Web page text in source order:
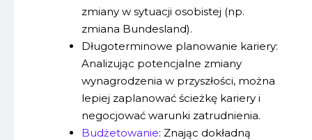
zmiany w sytuacji osobistej (np.
zmiana Bundesland).
Długoterminowe planowanie kariery:
Analizując potencjalne zmiany
wynagrodzenia w przyszłości, można
lepiej zaplanować ścieżkę kariery i
negocjować warunki zatrudnienia.
Budżetowanie: Znając dokładną